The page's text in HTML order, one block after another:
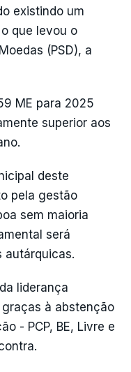
existindo um
que levou o
(PSD), a
ME para 2025
superior aos
deste
pela gestão
sem maioria
será
autárquicas.
liderança
graças à abstenção
- PCP, BE, Livre e